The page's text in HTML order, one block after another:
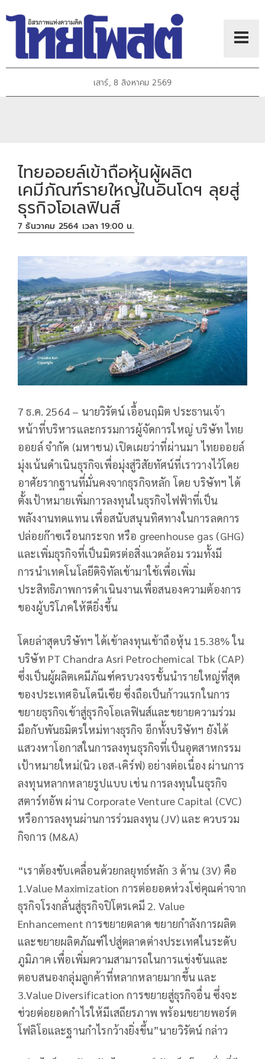
เสาร์, 8 สิงหาคม 2569
ไทยออยล์เข้าถือหุ้นผู้ผลิต
เคมีภัณฑ์รายใหญ่ในอินโดฯ ลุยสู่
ธุรกิจโอเลฟินส์
7 ธันวาคม 2564 เวลา 19:00 น.
7 ธ.ค. 2564 – นายวิรัตน์ เอื้อนฤมิต ประธานเจ้า
หน้าที่บริหารและกรรมการผู้จัดการใหญ่ บริษัท ไทย
ออยล์ จำกัด (มหาชน) เปิดเผยว่าที่ผ่านมา ไทยออยล์
มุ่งเน้นดำเนินธุรกิจเพื่อมุ่งสู่วิสัยทัศน์ที่เราวางไว้โดย
อาศัยรากฐานที่มั่นคงจากธุรกิจหลัก โดย บริษัทฯ ได้
ตั้งเป้าหมายเพิ่มการลงทุนในธุรกิจไฟฟ้าที่เป็น
พลังงานทดแทน เพื่อสนับสนุนทิศทางในการลดการ
ปล่อยก๊าซเรือนกระจก หรือ greenhouse gas (GHG)
และเพิ่มธุรกิจที่เป็นมิตรต่อสิ่งแวดล้อม รวมทั้งมี
การนำเทคโนโลยีดิจิทัลเข้ามาใช้เพื่อเพิ่ม
ประสิทธิภาพการดำเนินงานเพื่อสนองความต้องการ
ของผู้บริโภคให้ดียิ่งขึ้น
โดยล่าสุดบริษัทฯ ได้เข้าลงทุนเข้าถือหุ้น 15.38% ใน
บริษัท PT Chandra Asri Petrochemical Tbk (CAP)
ซึ่งเป็นผู้ผลิตเคมีภัณฑ์ครบวงจรชั้นนำรายใหญ่ที่สุด
ของประเทศอินโดนีเซีย ซึ่งถือเป็นก้าวแรกในการ
ขยายธุรกิจเข้าสู่ธุรกิจโอเลฟินส์และขยายความร่วม
มือกับพันธมิตรใหม่ทางธุรกิจ อีกทั้งบริษัทฯ ยังได้
แสวงหาโอกาสในการลงทุนธุรกิจที่เป็นอุตสาหกรรม
เป้าหมายใหม่(นิว เอส-เคิร์ฟ) อย่างต่อเนื่อง ผ่านการ
ลงทุนหลากหลายรูปแบบ เช่น การลงทุนในธุรกิจ
สตาร์ทอัพ ผ่าน Corporate Venture Capital (CVC)
หรือการลงทุนผ่านการร่วมลงทุน (JV) และ ควบรวม
กิจการ (M&A)
“เราต้องขับเคลื่อนด้วยกลยุทธ์หลัก 3 ด้าน (3V) คือ
1.Value Maximization การต่อยอดห่วงโซ่คุณค่าจาก
ธุรกิจโรงกลั่นสู่ธุรกิจปิโตรเคมี 2. Value
Enhancement การขยายตลาด ขยายกำลังการผลิต
และขยายผลิตภัณฑ์ไปสู่ตลาดต่างประเทศในระดับ
ภูมิภาค เพื่อเพิ่มความสามารถในการแข่งขันและ
ตอบสนองกลุ่มลูกค้าที่หลากหลายมากขึ้น และ
3.Value Diversification การขยายสู่ธุรกิจอื่น ซึ่งจะ
ช่วยต่อยอดกำไรให้มีเสถียรภาพ พร้อมขยายพอร์ต
โฟลิโอและฐานกำไรกว้างยิ่งขึ้น”นายวิรัตน์ กล่าว